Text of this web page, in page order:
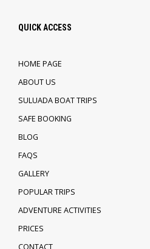
QUICK ACCESS
HOME PAGE
ABOUT US
SULUADA BOAT TRIPS
SAFE BOOKING
BLOG
FAQS
GALLERY
POPULAR TRIPS
ADVENTURE ACTIVITIES
PRICES